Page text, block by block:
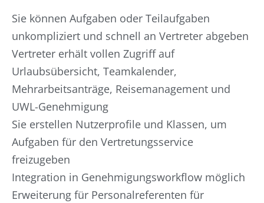
Sie können Aufgaben oder Teilaufgaben
unkompliziert und schnell an Vertreter abgeben
Vertreter erhält vollen Zugriff auf
Urlaubsübersicht, Teamkalender,
Mehrarbeitsanträge, Reisemanagement und
UWL-Genehmigung
Sie erstellen Nutzerprofile und Klassen, um
Aufgaben für den Vertretungsservice
freizugeben
Integration in Genehmigungsworkflow möglich
Erweiterung für Personalreferenten für